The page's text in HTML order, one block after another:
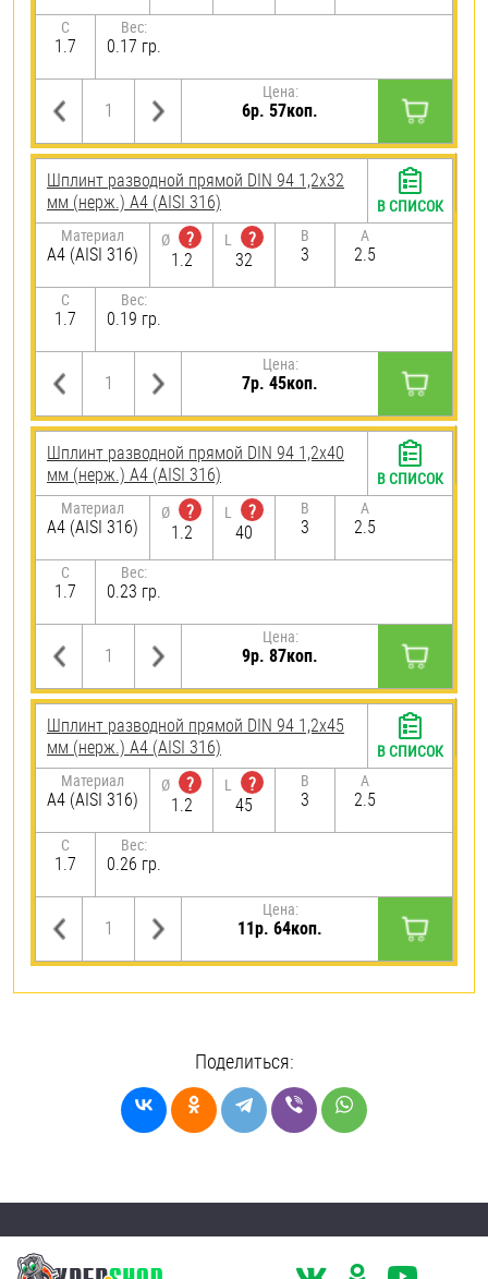
C
1.7
Вес:
0.17 гр.
Цена:
6р. 57коп.
Шплинт разводной прямой DIN 94 1,2х32
мм (нерж.) A4 (AISI 316)
Материал
A4 (AISI 316)
Ø
?
1.2
L
?
32
B
3
A
2.5
C
1.7
Вес:
0.19 гр.
Цена:
7р. 45коп.
В СПИСОК
Шплинт разводной прямой DIN 94 1,2х40
мм (нерж.) A4 (AISI 316)
Материал
A4 (AISI 316)
Ø
?
1.2
L
?
40
B
3
A
2.5
C
1.7
Вес:
0.23 гр.
Цена:
9р. 87коп.
В СПИСОК
Шплинт разводной прямой DIN 94 1,2х45
мм (нерж.) A4 (AISI 316)
Материал
A4 (AISI 316)
Ø
?
1.2
L
?
45
B
3
A
2.5
C
1.7
Вес:
0.26 гр.
Цена:
11р. 64коп.
В СПИСОК
Поделиться: